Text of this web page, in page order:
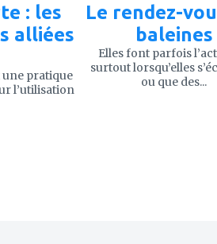
: les
alliées
une pratique
l’utilisation
Le rendez-
baleines
Elles font parfois
surtout lorsqu’elles
ou que des...